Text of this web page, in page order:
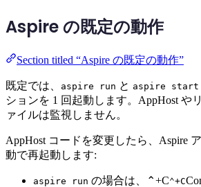
Aspire の既定の動作
Section titled “Aspire の既定の動作”
既定では、 aspire run と aspire start
ションを 1 回起動します。AppHost や
ァイルは監視しません。
AppHost コードを変更したら、Aspire
動で再起動します:
aspire run の場合は、 ⌃+C⌃+C